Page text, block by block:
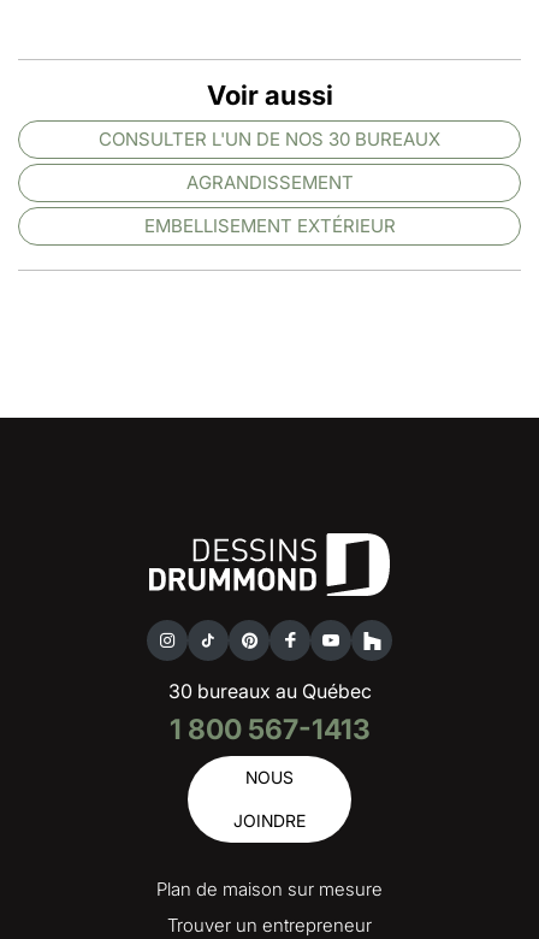
Voir aussi
CONSULTER L'UN DE NOS 30 BUREAUX
AGRANDISSEMENT
EMBELLISEMENT EXTÉRIEUR
30 bureaux au Québec
1 800 567-1413
NOUS
JOINDRE
Plan de maison sur mesure
Trouver un entrepreneur